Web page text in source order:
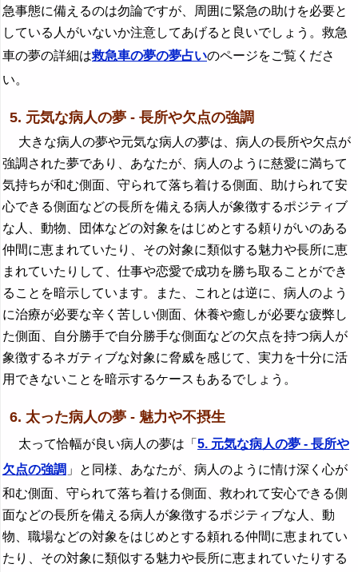
急事態に備えるのは勿論ですが、周囲に緊急の助けを必要と
している人がいないか注意してあげると良いでしょう。救急
車の夢の詳細は救急車の夢の夢占いのページをご覧くださ
い。
5. 元気な病人の夢 - 長所や欠点の強調
大きな病人の夢や元気な病人の夢は、病人の長所や欠点が
強調された夢であり、あなたが、病人のように慈愛に満ちて
気持ちが和む側面、守られて落ち着ける側面、助けられて安
心できる側面などの長所を備える病人が象徴するポジティブ
な人、動物、団体などの対象をはじめとする頼りがいのある
仲間に恵まれていたり、その対象に類似する魅力や長所に恵
まれていたりして、仕事や恋愛で成功を勝ち取ることができ
ることを暗示しています。また、これとは逆に、病人のよう
に治療が必要な辛く苦しい側面、休養や癒しが必要な疲弊し
た側面、自分勝手で自分勝手な側面などの欠点を持つ病人が
象徴するネガティブな対象に脅威を感じて、実力を十分に活
用できないことを暗示するケースもあるでしょう。
6. 太った病人の夢 - 魅力や不摂生
太って恰幅が良い病人の夢は「 5. 元気な病人の夢 - 長所や
欠点の強調 」と同様、あなたが、病人のように情け深く心が
和む側面、守られて落ち着ける側面、救われて安心できる側
面などの長所を備える病人が象徴するポジティブな人、動
物、職場などの対象をはじめとする頼れる仲間に恵まれてい
たり、その対象に類似する魅力や長所に恵まれていたりする